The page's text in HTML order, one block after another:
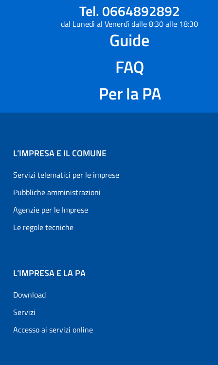
Tel. 0664892892
dal Lunedì al Venerdì dalle 8:30 alle 18:30
Guide
FAQ
Per la PA
L’IMPRESA E IL COMUNE
Servizi telematici per le imprese
Pubbliche amministrazioni
Agenzie per le Imprese
Le regole tecniche
L’IMPRESA E LA PA
Download
Servizi
Accesso ai servizi online